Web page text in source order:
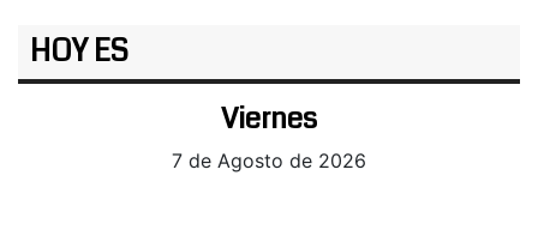
HOY ES
Viernes
7 de Agosto de 2026